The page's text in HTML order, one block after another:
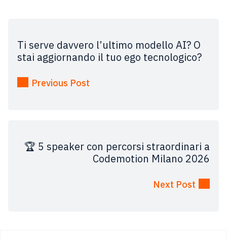
Ti serve davvero l’ultimo modello AI? O
stai aggiornando il tuo ego tecnologico?
Previous Post
🏆 5 speaker con percorsi straordinari a
Codemotion Milano 2026
Next Post